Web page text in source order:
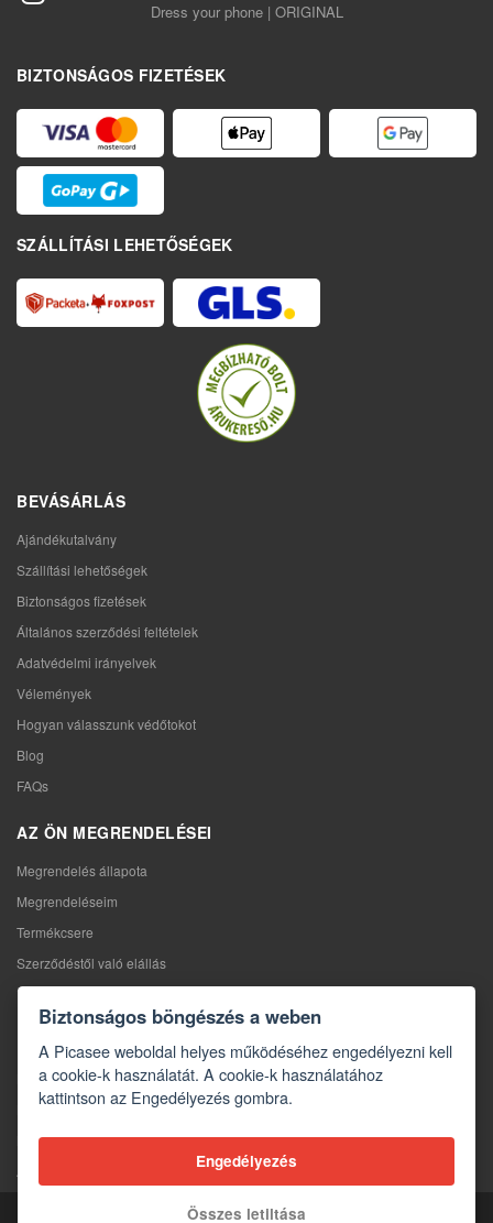
Dress your phone | ORIGINAL
BIZTONSÁGOS FIZETÉSEK
SZÁLLÍTÁSI LEHETŐSÉGEK
BEVÁSÁRLÁS
Ajándékutalvány
Szállítási lehetőségek
Biztonságos fizetések
Általános szerződési feltételek
Adatvédelmi irányelvek
Vélemények
Hogyan válasszunk védőtokot
Blog
FAQs
AZ ÖN MEGRENDELÉSEI
Megrendelés állapota
Megrendeléseim
Termékcsere
Szerződéstől való elállás
Reklamáció
KAPCSOLAT
Kapcsolat
Kapcsolatfelvételi űrlap
Nagykereskedelem
A média rólunk
Copyright © 2026 Picasee
Biztonságos böngészés a weben
A Picasee weboldal helyes működéséhez engedélyezni kell
a cookie-k használatát. A cookie-k használatához
kattintson az Engedélyezés gombra.
Engedélyezés
Összes letiltása